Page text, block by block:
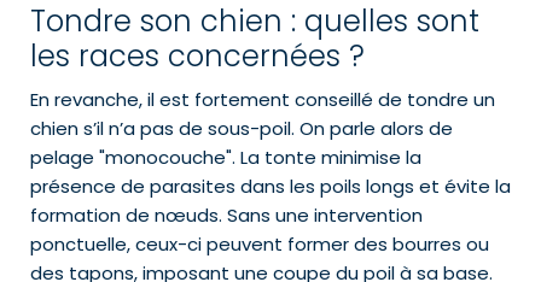
Tondre son chien : quelles sont
les races concernées ?
En revanche, il est fortement conseillé de tondre un
chien s’il n’a pas de sous-poil. On parle alors de
pelage "monocouche". La tonte minimise la
présence de parasites dans les poils longs et évite la
formation de nœuds. Sans une intervention
ponctuelle, ceux-ci peuvent former des bourres ou
des tapons, imposant une coupe du poil à sa base.